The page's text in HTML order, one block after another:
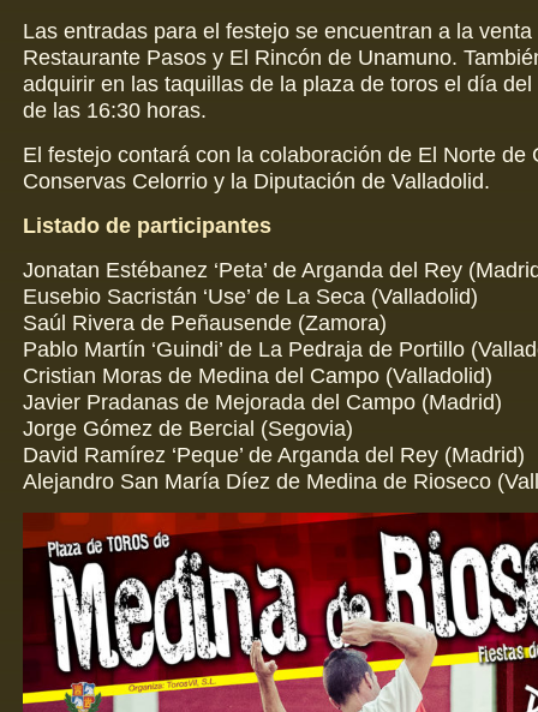
Las entradas para el festejo se encuentran a la venta
Restaurante Pasos y El Rincón de Unamuno.
adquirir en las taquillas de la plaza de toros el día
de las 16:30 horas.
El festejo contará con la colaboración de El Norte de
Conservas Celorrio y la Diputación de Valladolid.
Listado de participantes
Jonatan Estébanez ‘Peta’ de Arganda del Rey
Eusebio Sacristán ‘Use’ de La Seca (Valladolid)
Saúl Rivera de Peñausende (Zamora)
Pablo Martín ‘Guindi’ de La Pedraja de Portillo
Cristian Moras de Medina del Campo (Valladolid)
Javier Pradanas de Mejorada del Campo (Madrid)
Jorge Gómez de Bercial (Segovia)
David Ramírez ‘Peque’ de Arganda del Rey (Madrid)
Alejandro San María Díez de Medina de Rioseco